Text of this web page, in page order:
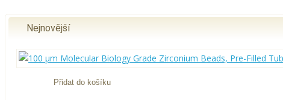
Nejnovější
Přidat do košíku